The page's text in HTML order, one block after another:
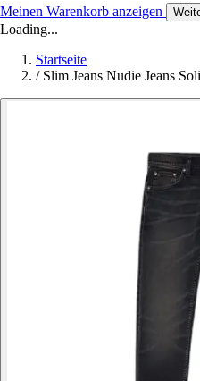
Meinen Warenkorb anzeigen
Loading...
Startseite
/ Slim Jeans Nudie Jeans